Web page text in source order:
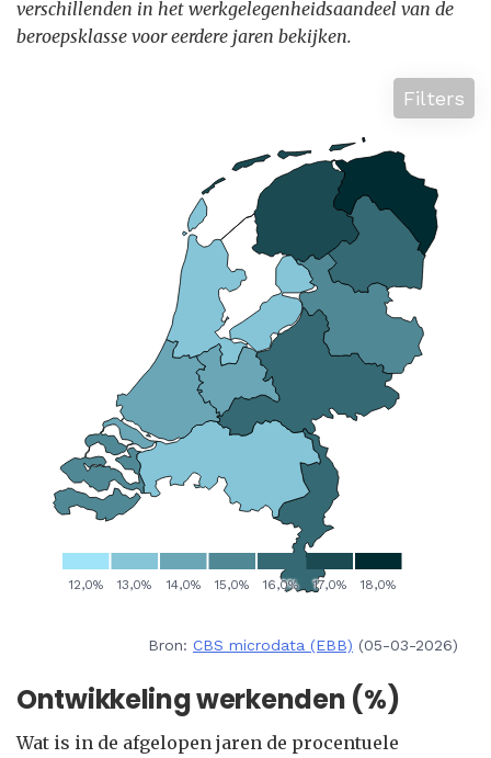
verschillenden in het werkgelegenheidsaandeel van de
beroepsklasse voor eerdere jaren bekijken.
Filters
Bron: CBS microdata (EBB) (05-03-2026)
Ontwikkeling werkenden (%)
Wat is in de afgelopen jaren de procentuele